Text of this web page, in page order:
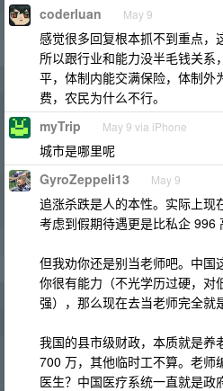
coderluan May 9
感觉很多回复根本抓不到重点，
所以跟行业和能力没半毛钱关
平，体制内能交满保险，体制外
费，农民为什么不行。
myTrip May 9 via iPhone
城市是哪里呢
GyroZeppeli13 May 9
追涨杀跌是人的本性。实际上现
考虑到假期待遇更是比私企 996
但我劝你还是别当老师吧。中国
你很有能力（不光学历过硬，对
强），那么现在去当老师完全就
我国的县市级财政，本质就是养
700 万，其他临时工不算。老师
医生？中国医疗系统一直就是政